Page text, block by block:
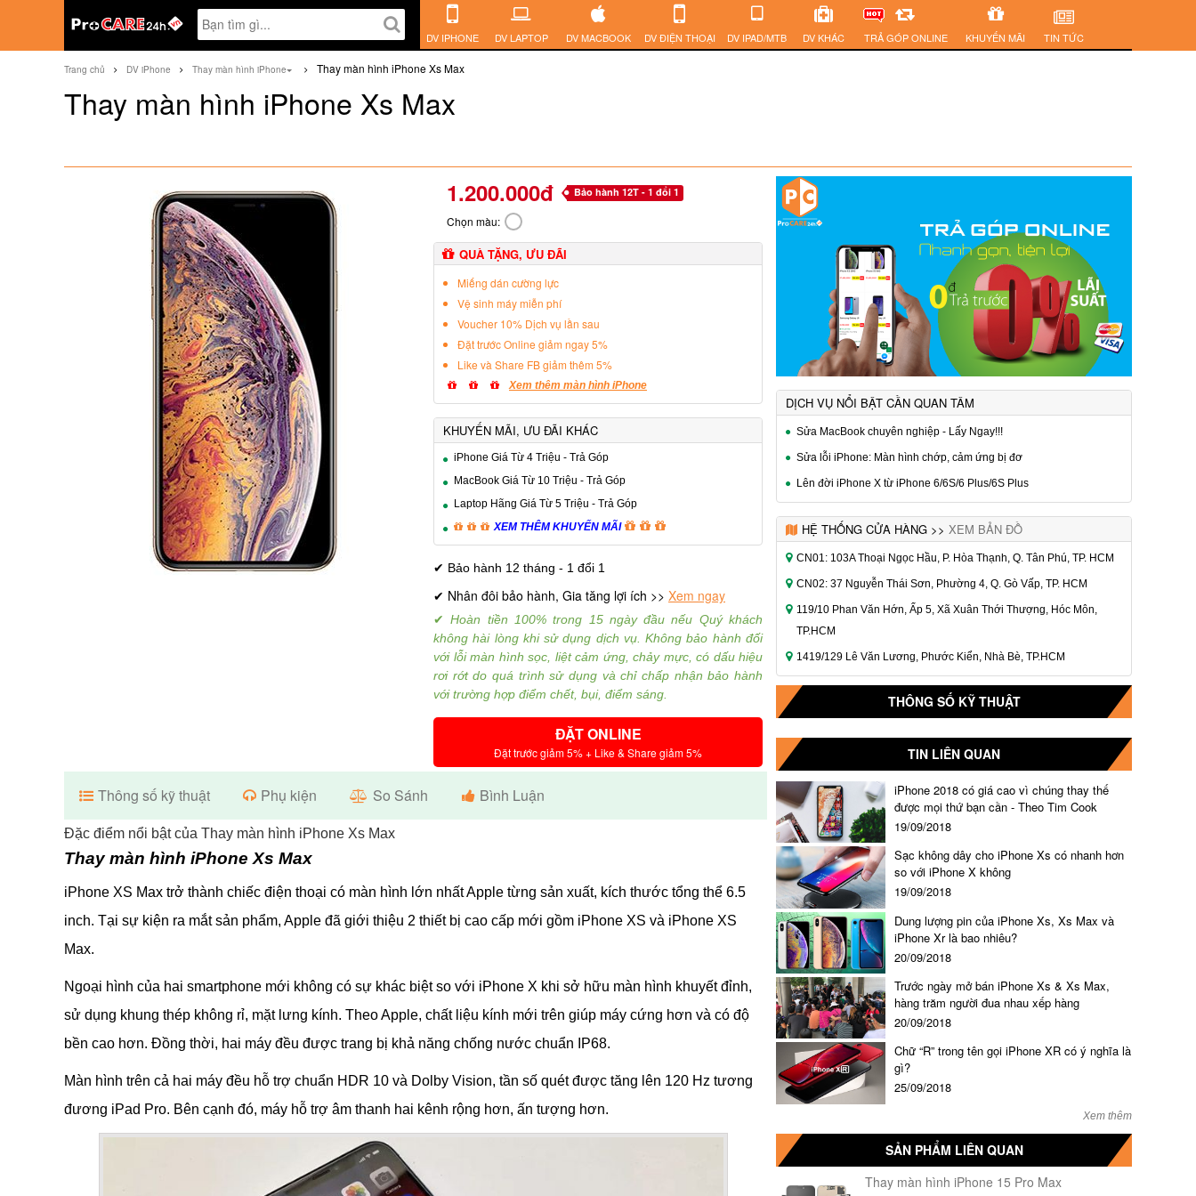
DV IPHONE DV LAPTOP DV MACBOOK DV ĐIỆN THOẠI DV IPAD/MTB DV KHÁC TRẢ GÓP ONLINE KHUYẾN MÃI TIN TỨC
Trang chủ DV iPhone Thay màn hình iPhone Thay màn hình iPhone Xs Max
Thay màn hình iPhone Xs Max
1.200.000đ Bảo hành 12T - 1 đổi 1
Chọn màu:
QUÀ TẶNG, ƯU ĐÃI
Miếng dán cường lực
Vệ sinh máy miễn phí
Voucher 10% Dịch vụ lần sau
Đặt trước Online giảm ngay 5%
Like và Share FB giảm thêm 5%
Xem thêm màn hình iPhone
KHUYẾN MÃI, ƯU ĐÃI KHÁC
iPhone Giá Từ 4 Triệu - Trả Góp
MacBook Giá Từ 10 Triệu - Trả Góp
Laptop Hãng Giá Từ 5 Triệu - Trả Góp
XEM THÊM KHUYẾN MÃI
✔ Bảo hành 12 tháng - 1 đổi 1
✔ Nhân đôi bảo hành, Gia tăng lợi ích >> Xem ngay
✔Hoàn tiền 100% trong 15 ngày đầu nếu Quý khách
không hài lòng khi sử dụng dịch vụ.Không bảo hành đối
với lỗi màn hình sọc, liệt cảm ứng, chảy mực, có dấu hiệu
rơi rớt do quá trình sử dụng và chỉ chấp nhận bảo hành
với trường hợp điểm chết, bụi, điểm sáng.
ĐẶT ONLINE
Đặt trước giảm 5% + Like & Share giảm 5%
Thông số kỹ thuật Phụ kiện So Sánh Bình Luận
Đặc điểm nổi bật của Thay màn hình iPhone Xs Max
Thay màn hình iPhone Xs Max
iPhone XS Max trở thành chiếc điện thoại có màn hình lớn nhất Apple từng sản xuất, kích thước tổng thể 6.5
inch. Tại sự kiện ra mắt sản phẩm, Apple đã giới thiệu 2 thiết bị cao cấp mới gồm iPhone XS và iPhone XS
Max.
Ngoại hình của hai smartphone mới không có sự khác biệt so với iPhone X khi sở hữu màn hình khuyết đỉnh,
sử dụng khung thép không rỉ, mặt lưng kính. Theo Apple, chất liệu kính mới trên giúp máy cứng hơn và có độ
bền cao hơn. Đồng thời, hai máy đều được trang bị khả năng chống nước chuẩn IP68.
Màn hình trên cả hai máy đều hỗ trợ chuẩn HDR 10 và Dolby Vision, tần số quét được tăng lên 120 Hz tương
đương iPad Pro. Bên cạnh đó, máy hỗ trợ âm thanh hai kênh rộng hơn, ấn tượng hơn.
DỊCH VỤ NỔI BẬT CẦN QUAN TÂM
Sửa MacBook chuyên nghiệp - Lấy Ngay!!!
Sửa lỗi iPhone: Màn hình chớp, cảm ứng bị đơ
Lên đời iPhone X từ iPhone 6/6S/6 Plus/6S Plus
HỆ THỐNG CỬA HÀNG >> XEM BẢN ĐỒ
CN01: 103A Thoại Ngọc Hầu, P. Hòa Thạnh, Q. Tân Phú, TP. HCM
CN02: 37 Nguyễn Thái Sơn, Phường 4, Q. Gò Vấp, TP. HCM
119/10 Phan Văn Hớn, Ấp 5, Xã Xuân Thới Thượng, Hóc Môn,
TP.HCM
1419/129 Lê Văn Lương, Phước Kiển, Nhà Bè, TP.HCM
THÔNG SỐ KỸ THUẬT
TIN LIÊN QUAN
iPhone 2018 có giá cao vì chúng thay thế
được mọi thứ bạn cần - Theo Tim Cook
19/09/2018
Sạc không dây cho iPhone Xs có nhanh hơn
so với iPhone X không
19/09/2018
Dung lượng pin của iPhone Xs, Xs Max và
iPhone Xr là bao nhiêu?
20/09/2018
Trước ngày mở bán iPhone Xs & Xs Max,
hàng trăm người đua nhau xếp hàng
20/09/2018
Chữ “R” trong tên gọi iPhone XR có ý nghĩa là
gì?
25/09/2018
Xem thêm
SẢN PHẨM LIÊN QUAN
Thay màn hình iPhone 15 Pro Max